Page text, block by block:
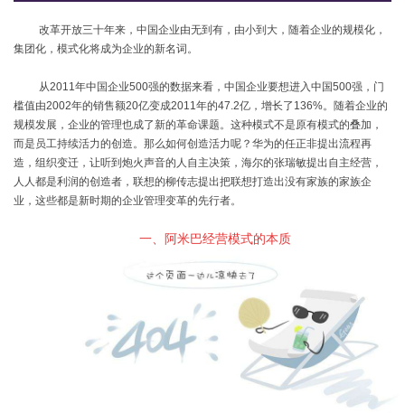
改革开放三十年来，中国企业由无到有，由小到大，随着企业的规模化，
集团化，模式化将成为企业的新名词。
从2011年中国企业500强的数据来看，中国企业要想进入中国500强，门
槛值由2002年的销售额20亿变成2011年的47.2亿，增长了 136%。随着企业的
规模发展，企业的管理也成了新的革命课题。这种模式不是原有模式的叠加，
而是员工持续活力的创造。那么如何创造活力呢？华为的任正非提出流程再
造，组织变迁，让听到炮火声音的人自主决策，海尔的张瑞敏提出自主经营，
人人都是利润的创造者，联想的柳传志提出把联想打造出没有家族的家族企
业，这些都是新时期的企业管理变革的先行者。
一、阿米巴经营模式的本质